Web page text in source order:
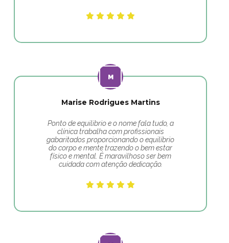
Marise Rodrigues Martins
Ponto de equilibrio e o nome fala tudo, a
clínica trabalha com profissionais
gabaritados proporcionando o equilíbrio
do corpo e mente trazendo o bem estar
físico e mental. É maravilhoso ser bem
cuidada com atenção dedicação.